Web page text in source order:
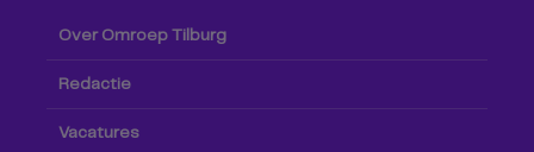
Over Omroep Tilburg
Redactie
Vacatures